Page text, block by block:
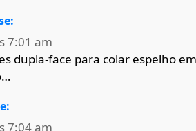
7:01 am
dupla-face para colar espelho
7:04 am